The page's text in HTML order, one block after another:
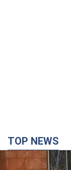
TOP NEWS